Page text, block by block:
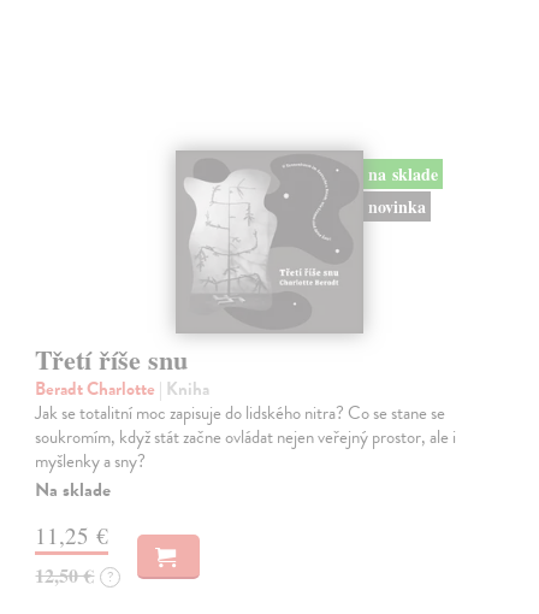
na sklade
novinka
Třetí říše snu
Beradt Charlotte | Kniha
Jak se totalitní moc zapisuje do lidského nitra? Co se stane se
soukromím, když stát začne ovládat nejen veřejný prostor, ale i
myšlenky a sny?
Na sklade
11,25 €
12,50 € ?